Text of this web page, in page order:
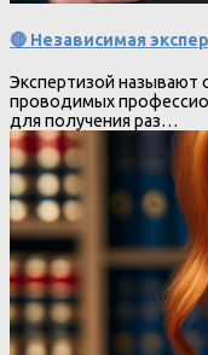
🔴 Независимая
Экспертизой называют
проводимых
для получения раз…